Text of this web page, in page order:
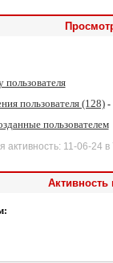
пользователя (128)-
пользователем
11-06-24 в
Активность